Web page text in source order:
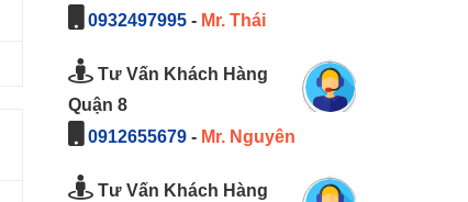
0932497995- Mr. Thái
Tư Vấn Khách Hàng
Quận 8
0912655679- Mr. Nguyên
Tư Vấn Khách Hàng